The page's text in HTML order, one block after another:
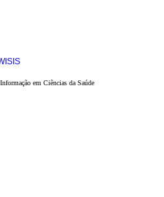
em Ciências da Saúde